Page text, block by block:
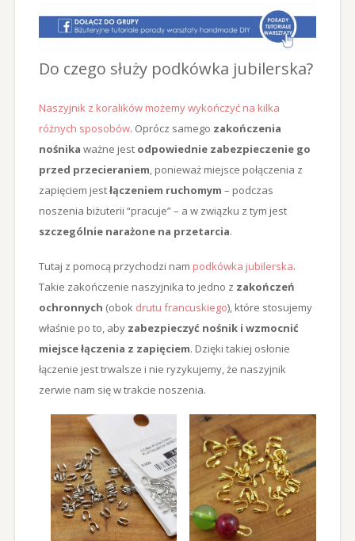
Do czego służy podkówka jubilerska?
Naszyjnik z koralików możemy wykończyć na kilka
różnych sposobów. Oprócz samego zakończenia
nośnika ważne jest odpowiednie zabezpieczenie go
przed przecieraniem, ponieważ miejsce połączenia z
zapięciem jestłączeniem ruchomym – podczas
noszenia biżuterii “pracuje” – a w związku z tym jest
szczególnie narażone na przetarcia.
Tutaj z pomocą przychodzi nam podkówka jubilerska.
Takie zakończenie naszyjnika to jedno z zakończeń
ochronnych (obok drutu francuskiego), które stosujemy
właśnie po to, aby zabezpieczyć nośnik i wzmocnić
miejsce łączenia z zapięciem. Dzięki takiej osłonie
łączenie jest trwalsze i nie ryzykujemy, że naszyjnik
zerwie nam się w trakcie noszenia.